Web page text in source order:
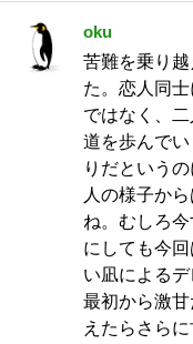
oku
苦難を乗り
た。恋人同
ではなく、
道を歩んで
りだという
人の様子か
ね。むしろ
にしても今
い凪による
最初から激
えたらさら